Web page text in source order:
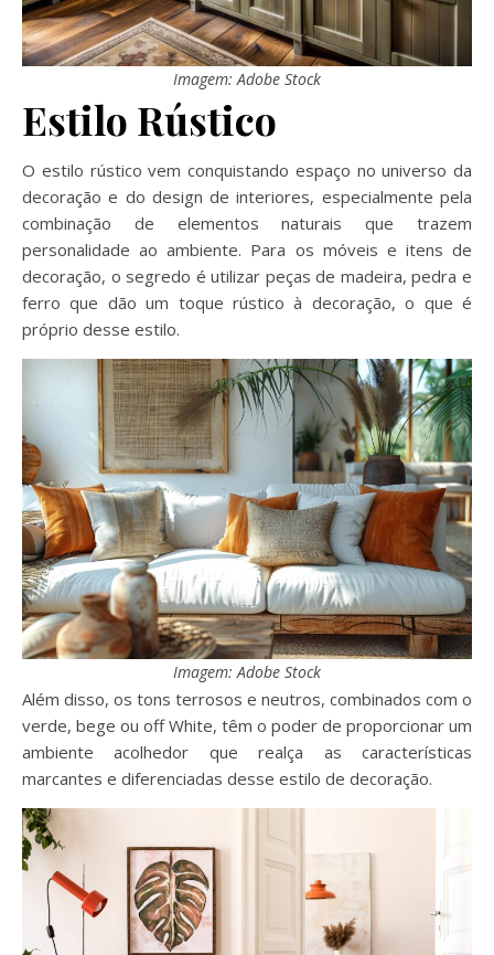
Imagem: Adobe Stock
Estilo Rústico
O estilo rústico vem conquistando espaço no universo da
decoração e do design de interiores, especialmente pela
combinação de elementos naturais que trazem
personalidade ao ambiente. Para os móveis e itens de
decoração, o segredo é utilizar peças de madeira, pedra e
ferro que dão um toque rústico à decoração, o que é
próprio desse estilo.
Imagem: Adobe Stock
Além disso, os tons terrosos e neutros, combinados com o
verde, bege ou off White, têm o poder de proporcionar um
ambiente acolhedor que realça as características
marcantes e diferenciadas desse estilo de decoração.